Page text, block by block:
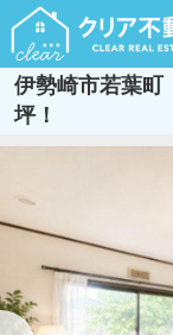
伊勢崎市若葉
坪！